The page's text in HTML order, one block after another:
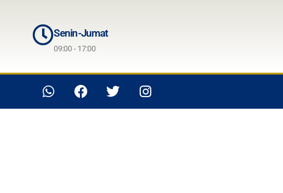
Senin-Jumat
09:00 - 17:00